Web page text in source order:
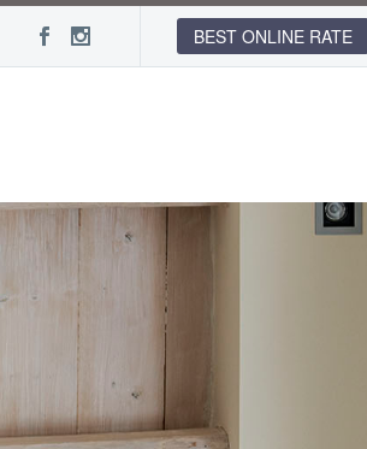
BEST ONLINE RATE